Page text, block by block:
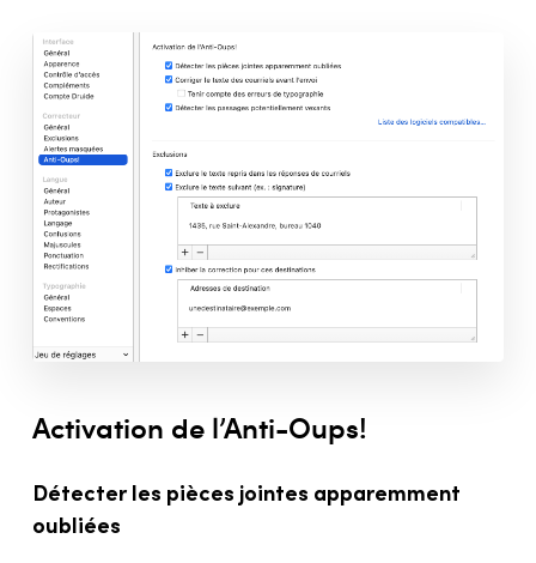
Panneau Apparence
Panneau Contrôle d’accès
Panneau
Compte Druide
Réglages du correcteur
Panneau Général
Panneau Exclusions
Panneau Alertes masquées
Panneau Anti-Oups!
Panneau Général
Panneau Protagonistes
Panneau Langage
Activation de l’Anti-Oups!
Détecter les pièces jointes apparemment
oubliées